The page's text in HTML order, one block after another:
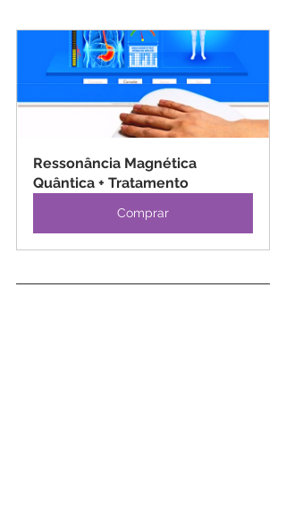
Ressonância Magnética
Quântica + Tratamento
Comprar